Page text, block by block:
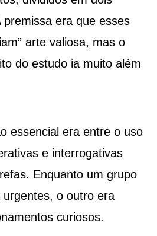
premissa era que esses
arte valiosa, mas o
do estudo ia muito além
essencial era entre o uso
e interrogativas
Enquanto um grupo
o outro era
curiosos.